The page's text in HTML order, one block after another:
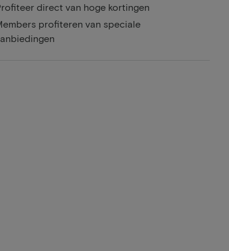
direct van hoge kortingen
profiteren van speciale